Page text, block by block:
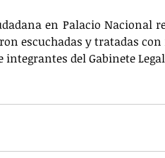
en Palacio Nacional
escuchadas y tratadas
integrantes del Gabinete